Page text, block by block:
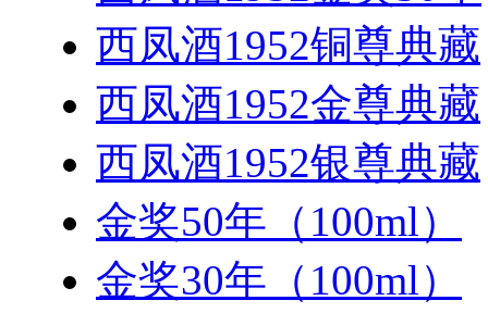
西凤酒1952铜尊典藏
西凤酒1952金尊典藏
西凤酒1952银尊典藏
金奖50年（100ml）
金奖30年（100ml）